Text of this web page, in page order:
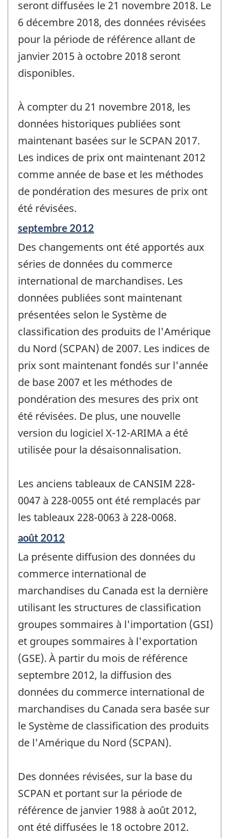
seront diffusées le 21 novembre 2018. Le
6 décembre 2018, des données révisées
pour la période de référence allant de
janvier 2015 à octobre 2018 seront
disponibles.
À compter du 21 novembre 2018, les
données historiques publiées sont
maintenant basées sur le SCPAN 2017.
Les indices de prix ont maintenant 2012
comme année de base et les méthodes
de pondération des mesures de prix ont
été révisées.
Période
référence
de
-
septembre 2012
Des changements ont été apportés aux
séries de données du commerce
international de marchandises. Les
données publiées sont maintenant
présentées selon le Système de
classification des produits de l'Amérique
du Nord (SCPAN) de 2007. Les indices de
prix sont maintenant fondés sur l'année
de base 2007 et les méthodes de
pondération des mesures des prix ont
été révisées. De plus, une nouvelle
version du logiciel X-12-ARIMA a été
utilisée pour la désaisonnalisation.
Les anciens tableaux de CANSIM 228-
0047 à 228-0055 ont été remplacés par
les tableaux 228-0063 à 228-0068.
Période
référence
de
-
août 2012
La présente diffusion des données du
commerce international de
marchandises du Canada est la dernière
utilisant les structures de classification
groupes sommaires à l'importation (GSI)
et groupes sommaires à l'exportation
(GSE). À partir du mois de référence
septembre 2012, la diffusion des
données du commerce international de
marchandises du Canada sera basée sur
le Système de classification des produits
de l'Amérique du Nord (SCPAN).
Des données révisées, sur la base du
SCPAN et portant sur la période de
référence de janvier 1988 à août 2012,
ont été diffusées le 18 octobre 2012.